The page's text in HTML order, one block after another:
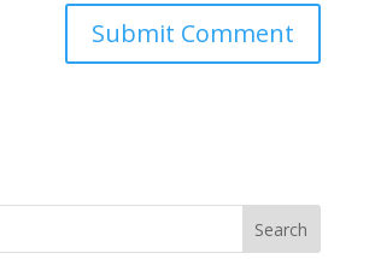
Search